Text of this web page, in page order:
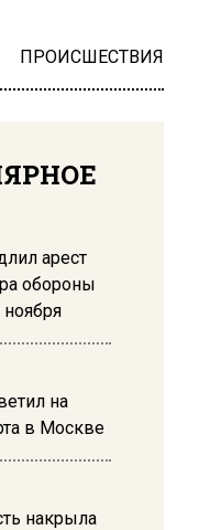
ПРОИСШЕСТВИЯ
арест
обороны
на
в Москве
накрыла